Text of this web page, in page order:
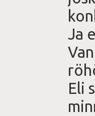
Ja
Eli